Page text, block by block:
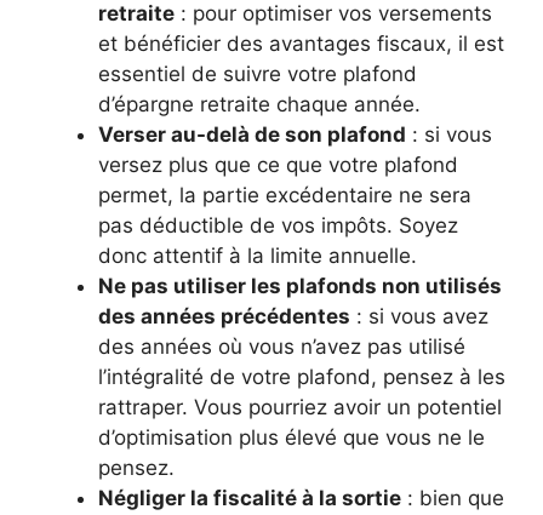
retraite : pour optimiser vos versements
et bénéficier des avantages fiscaux, il est
essentiel de suivre votre plafond
d’épargne retraite chaque année.
Verser au-delà de son plafond : si vous
versez plus que ce que votre plafond
permet, la partie excédentaire ne sera
pas déductible de vos impôts. Soyez
donc attentif à la limite annuelle.
Ne pas utiliser les plafonds non utilisés
des années précédentes : si vous avez
des années où vous n’avez pas utilisé
l’intégralité de votre plafond, pensez à les
rattraper. Vous pourriez avoir un potentiel
d’optimisation plus élevé que vous ne le
pensez.
Négliger la fiscalité à la sortie : bien que